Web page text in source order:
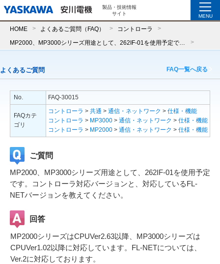
製品・技術情報
サイト
MENU
HOME よくあるご質問（FAQ） コントローラ
よくあるご質問 FAQ一覧へ戻る
No. FAQ-30015
FAQカテ
ゴリ
コントローラ > 共通 > 通信・ネットワーク > 仕様・機能
コントローラ > MP3000 > 通信・ネットワーク > 仕様・機能
コントローラ > MP2000 > 通信・ネットワーク > 仕様・機能
ご質問
MP2000、MP3000シリーズ用途として、262IF-01を使用予定
です。コントローラ対応バージョンと、対応しているFL-
NETバージョンを教えてください。
回答
MP2000シリーズはCPUVer2.63以降、MP3000シリーズは
CPUVer1.02以降に対応しています。FL-NETについては、
Ver.2に対応しております。